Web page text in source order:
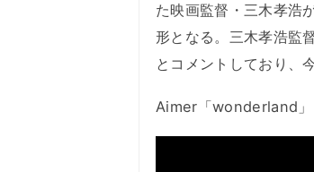
た映画監督・三木孝浩
形となる。三木孝浩監
とコメントしており、
Aimer「wonderland」